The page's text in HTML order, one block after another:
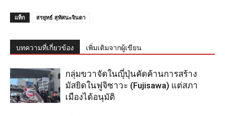
แท็ก สรยุทธ์ สุทัศนะจินดา
บทความที่เกี่ยวข้อง เพิ่มเติมจากผู้เขียน
กลุ่มขวาจัดในญุี่ปุ่นคัดค้านการสร้าง
มัสยิดในฟูจิซาวะ (Fujisawa) แต่สภา
เมืองได้อนุมัติ